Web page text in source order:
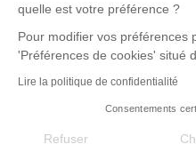
quelle est votre préférence ?
Pour modifier vos préférences
'Préférences de cookies' situé
Lire la politique de confidentialité
Consentements
Refuser